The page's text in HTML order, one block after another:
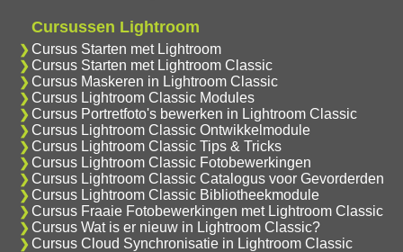
Cursussen Lightroom
Cursus Starten met Lightroom
Cursus Starten met Lightroom Classic
Cursus Maskeren in Lightroom Classic
Cursus Lightroom Classic Modules
Cursus Portretfoto's bewerken in Lightroom Classic
Cursus Lightroom Classic Ontwikkelmodule
Cursus Lightroom Classic Tips & Tricks
Cursus Lightroom Classic Fotobewerkingen
Cursus Lightroom Classic Catalogus voor Gevorderden
Cursus Lightroom Classic Bibliotheekmodule
Cursus Fraaie Fotobewerkingen met Lightroom Classic
Cursus Wat is er nieuw in Lightroom Classic?
Cursus Cloud Synchronisatie in Lightroom Classic